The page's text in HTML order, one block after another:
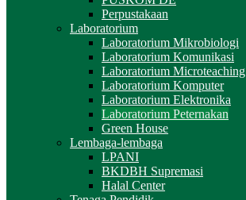
Perpustakaan
Laboratorium
Laboratorium Mikrobiologi
Laboratorium Komunikasi
Laboratorium Microteaching
Laboratorium Komputer
Laboratorium Elektronika
Laboratorium Peternakan
Green House
Lembaga-lembaga
LPANI
BKDBH Supremasi
Halal Center